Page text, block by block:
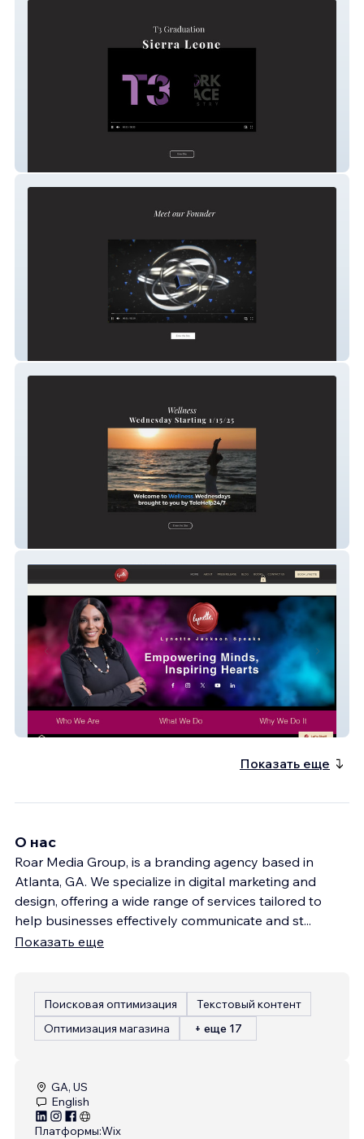
Lynette Jackson Spea
Показать еще
О нас
Roar Media Group, is a branding agency based in
Atlanta, GA. We specialize in digital marketing and
design, offering a wide range of services tailored to
help businesses effectively communicate and st...
Показать еще
Поисковая оптимизация
Текстовый контент
Оптимизация магазина
+ еще 17
GA, US
English
Платформы:Wix